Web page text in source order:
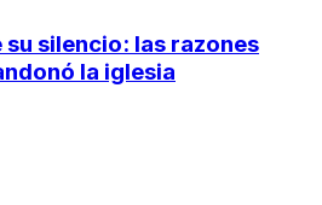
silencio: las razones
la iglesia